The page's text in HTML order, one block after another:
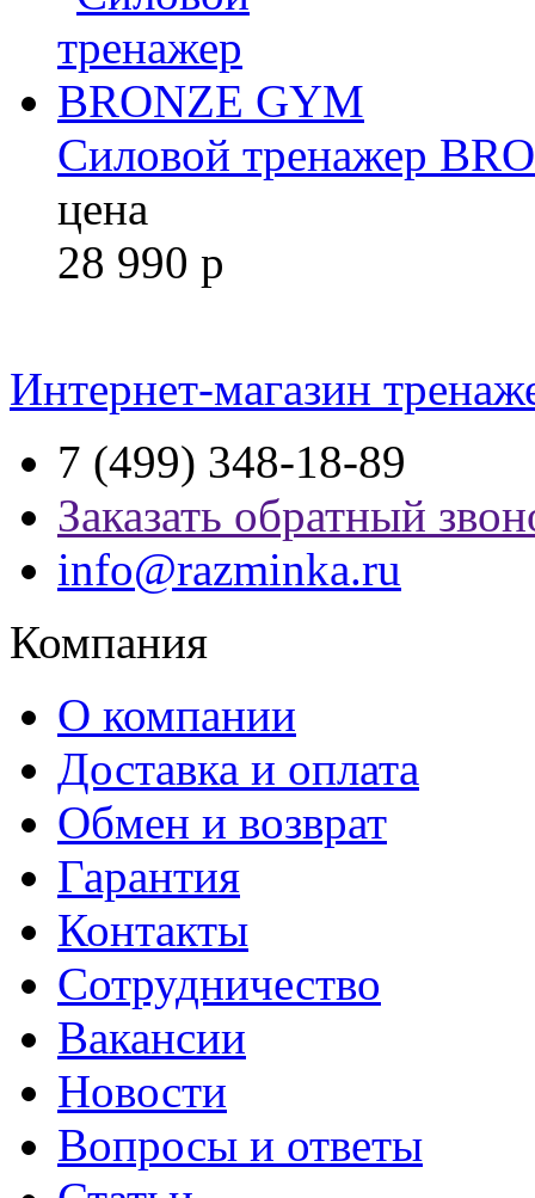
Силовой тренажер
цена
28 990 р
Интернет-магазин
7 (499) 348-18-89
Заказать обратный
info@razminka.ru
Компания
О компании
Доставка и оплата
Обмен и возврат
Гарантия
Контакты
Сотрудничество
Вакансии
Новости
Вопросы и ответы